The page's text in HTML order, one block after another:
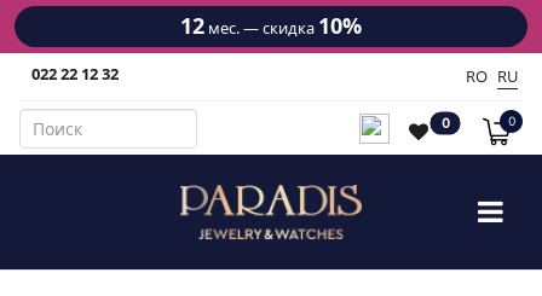
12 мес. — скидка 10%
022 22 12 32 RO RU
0 0